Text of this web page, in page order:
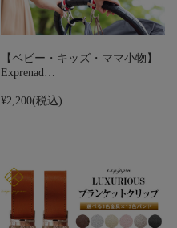
【ベビー・キッズ・ママ小物】
Exprenad…
¥2,200(税込)